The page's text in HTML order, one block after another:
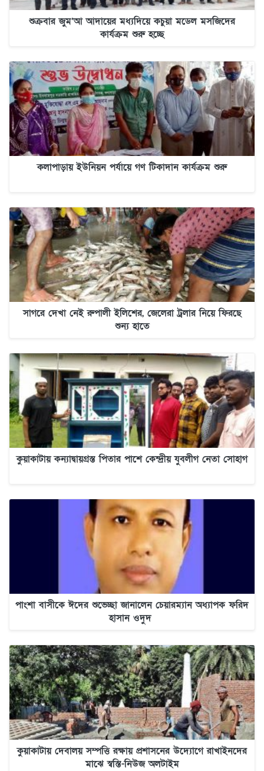
শুক্রবার জুম’আ আদায়ের মধ্যদিয়ে কচুয়া মডেল মসজিদের
কার্যক্রম শুরু হচ্ছে
কলাপাড়ায় ইউনিয়ন পর্যায়ে গণ টিকাদান কার্যক্রম শুরু
সাগরে দেখা নেই রুপালী ইলিশের, জেলেরা ট্রলার নিয়ে ফিরছে
শুন্য হাতে
কুয়াকাটায় কন্যাদ্বায়গ্রস্ত পিতার পাশে কেন্দ্রীয় যুবলীগ নেতা সোহাগ
পাংশা বাসীকে ঈদের শুভেচ্ছা জানালেন চেয়ারম্যান অধ্যাপক ফরিদ
হাসান ওদুদ
কুয়াকাটায় দেবালয় সম্পত্তি রক্ষায় প্রশাসনের উদ্যোগে রাখাইনদের
মাঝে স্বস্তি-নিউজ অলটাইম